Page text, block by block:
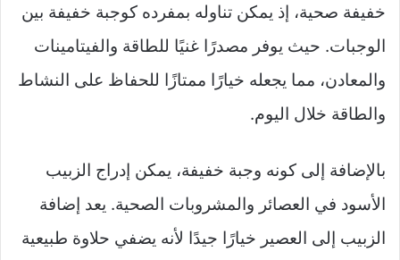
خفيفة صحية، إذ يمكن تناوله بمفرده كوجبة خفيفة بين
الوجبات. حيث يوفر مصدرًا غنيًا للطاقة والفيتامينات
والمعادن، مما يجعله خيارًا ممتازًا للحفاظ على النشاط
والطاقة خلال اليوم.
بالإضافة إلى كونه وجبة خفيفة، يمكن إدراج الزبيب
الأسود في العصائر والمشروبات الصحية. يعد إضافة
الزبيب إلى العصير خيارًا جيدًا لأنه يضفي حلاوة طبيعية